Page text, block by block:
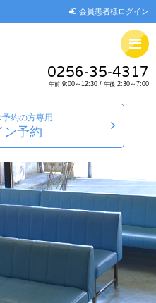
会員患者様ログイン
0256-35-4317
午前 9:00～12:30 / 午後 2:30～7:00
約の方専用
ン予約